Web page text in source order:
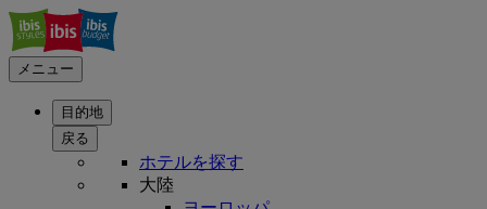
メニュー
目的地
戻る
ホテルを探す
大陸